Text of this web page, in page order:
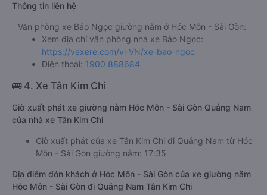
Thông tin liên hệ
Văn phòng xe Bảo Ngọc giường nằm ở Hóc Môn - Sài Gòn:
Xem địa chỉ văn phòng nhà xe Bảo Ngọc:
https://vexere.com/vi-VN/xe-bao-ngoc
Điện thoại: 1900 888684
🚌 4. Xe Tân Kim Chi
Giờ xuất phát xe giường nằm Hóc Môn - Sài Gòn Quảng Nam
của nhà xe Tân Kim Chi
Giờ xuất phát của xe Tân Kim Chi đi Quảng Nam từ Hóc
Môn - Sài Gòn giường nằm: 17:35
Địa điểm đón khách ở Hóc Môn - Sài Gòn của xe giường nằm
Hóc Môn - Sài Gòn đi Quảng Nam Tân Kim Chi